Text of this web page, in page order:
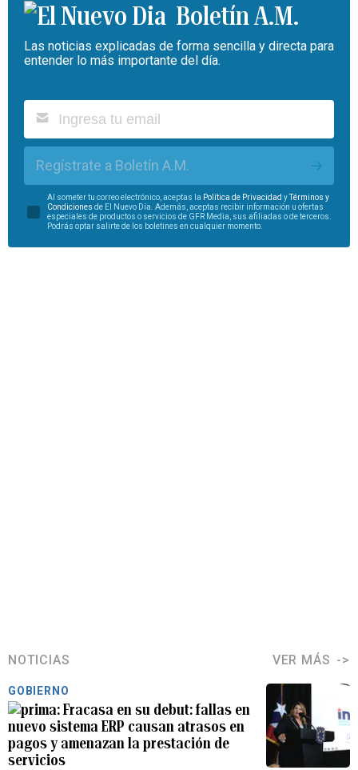
Boletín A.M.
Las noticias explicadas de forma sencilla y directa para
entender lo más importante del día.
Regístrate a Boletín A.M.
Al someter tu correo electrónico, aceptas la Política de Privacidad yTérminos y
Condiciones de El Nuevo Día. Además, aceptas recibir información u ofertas
especiales de productos o servicios de GFR Media, sus afiliadas o de terceros.
Podrás optar salirte de los boletines en cualquier momento.
NOTICIAS VER MÁS
GOBIERNO
Fracasa en su debut: fallas en
nuevo sistema ERP causan atrasos en
pagos y amenazan la prestación de
servicios